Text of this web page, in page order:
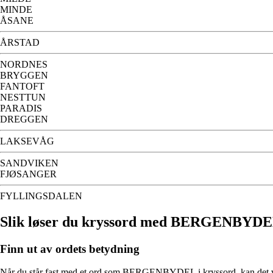
MINDE
ÅSANE
ÅRSTAD
NORDNES
BRYGGEN
FANTOFT
NESTTUN
PARADIS
DREGGEN
LAKSEVÅG
SANDVIKEN
FJØSANGER
FYLLINGSDALEN
Slik løser du kryssord med
Finn ut av ordets betydning